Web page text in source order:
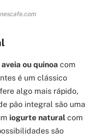
ou quinoa com
é um clássico
algo mais rápido,
pão integral são uma
iogurte natural com
são